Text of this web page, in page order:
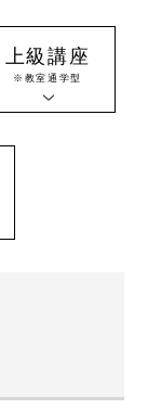
上級講座
※教室通学型